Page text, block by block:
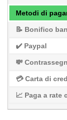
Metodi di
📝 Bonifico
✔️ Paypal
💸
💳 Carta di
📈 Paga a rate